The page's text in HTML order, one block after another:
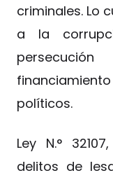
criminales. Lo
a la
políticos.
Ley N.°
delitos de